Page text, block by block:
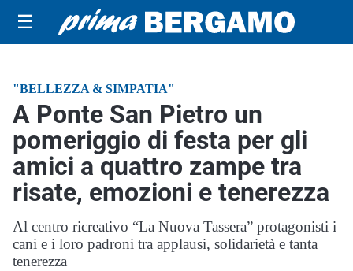
☰
"BELLEZZA & SIMPATIA"
A Ponte San Pietro un
pomeriggio di festa per gli
amici a quattro zampe tra
risate, emozioni e tenerezza
Al centro ricreativo “La Nuova Tassera” protagonisti i
cani e i loro padroni tra applausi, solidarietà e tanta
tenerezza